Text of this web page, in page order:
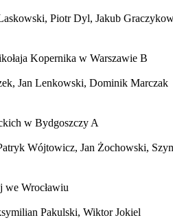
Piotr Dyl, Jakub
Kopernika w Warszawie B
Jan Lenkowski, Dominik Marczak
w Bydgoszczy A
Wójtowicz, Jan Żochowski,
Wrocławiu
Pakulski, Wiktor Jokiel